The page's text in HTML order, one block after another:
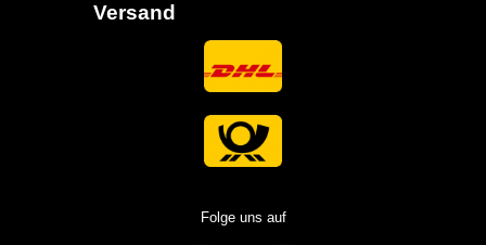
Versand
Folge uns auf